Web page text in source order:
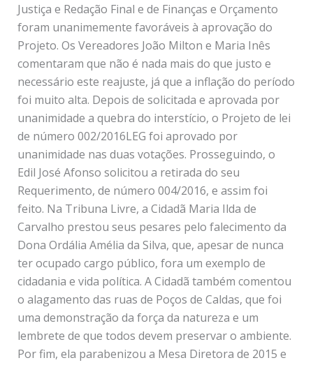
Justiça e Redação Final e de Finanças e Orçamento
foram unanimemente favoráveis à aprovação do
Projeto. Os Vereadores João Milton e Maria Inês
comentaram que não é nada mais do que justo e
necessário este reajuste, já que a inflação do período
foi muito alta. Depois de solicitada e aprovada por
unanimidade a quebra do interstício, o Projeto de lei
de número 002/2016LEG foi aprovado por
unanimidade nas duas votações. Prosseguindo, o
Edil José Afonso solicitou a retirada do seu
Requerimento, de número 004/2016, e assim foi
feito. Na Tribuna Livre, a Cidadã Maria Ilda de
Carvalho prestou seus pesares pelo falecimento da
Dona Ordália Amélia da Silva, que, apesar de nunca
ter ocupado cargo público, fora um exemplo de
cidadania e vida política. A Cidadã também comentou
o alagamento das ruas de Poços de Caldas, que foi
uma demonstração da força da natureza e um
lembrete de que todos devem preservar o ambiente.
Por fim, ela parabenizou a Mesa Diretora de 2015 e